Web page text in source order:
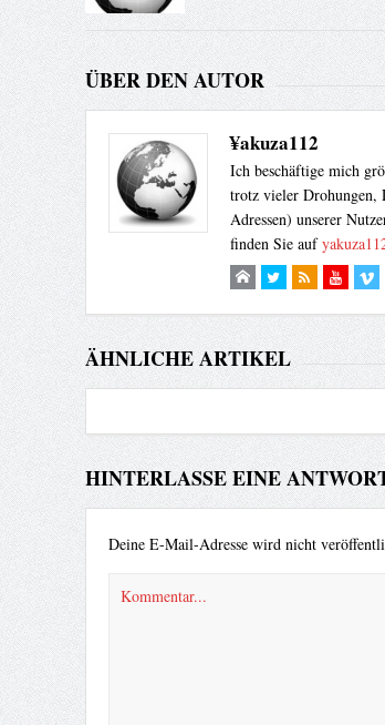
ÜBER DEN AUTOR
¥akuza112
Ich beschäftige mich
trotz vieler Drohungen,
Adressen) unserer
finden Sie auf
ÄHNLICHE ARTIKEL
HINTERLASSE EINE
Deine E-Mail-Adresse wird nicht